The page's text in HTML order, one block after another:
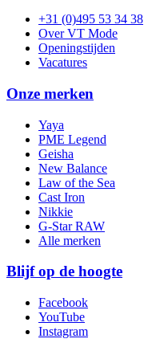
+31 (0)495 53 34 38
Over VT Mode
Openingstijden
Vacatures
Onze merken
Yaya
PME Legend
Geisha
New Balance
Law of the Sea
Cast Iron
Nikkie
G-Star RAW
Alle merken
Blijf op de hoogte
Facebook
YouTube
Instagram